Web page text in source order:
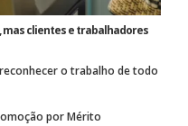
mas clientes e trabalhadores
o trabalho de todo
por Mérito